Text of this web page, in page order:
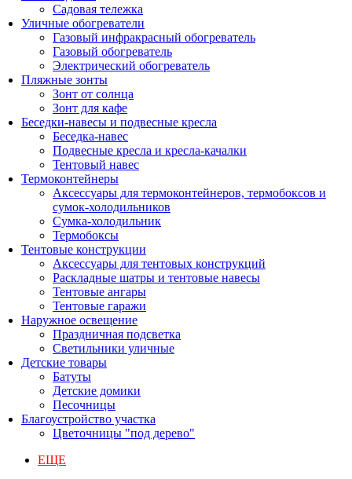
Садовая тележка
Уличные обогреватели
Газовый инфракрасный обогреватель
Газовый обогреватель
Электрический обогреватель
Пляжные зонты
Зонт от солнца
Зонт для кафе
Беседки-навесы и подвесные кресла
Беседка-навес
Подвесные кресла и кресла-качалки
Тентовый навес
Термоконтейнеры
Аксессуары для термоконтейнеров, термобоксов и
сумок-холодильников
Сумка-холодильник
Термобоксы
Тентовые конструкции
Аксессуары для тентовых конструкций
Раскладные шатры и тентовые навесы
Тентовые ангары
Тентовые гаражи
Наружное освещение
Праздничная подсветка
Светильники уличные
Детские товары
Батуты
Детские домики
Песочницы
Благоустройство участка
Цветочницы "под дерево"
ЕЩЕ